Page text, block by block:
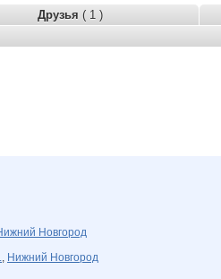
Друзья ( 1 )
Новгород
, Нижний Новгород